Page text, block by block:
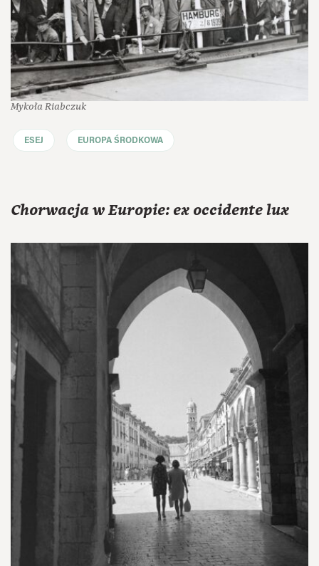
Mykoła Riabczuk
ESEJ EUROPA ŚRODKOWA
Chorwacja w Europie: ex occidente lux